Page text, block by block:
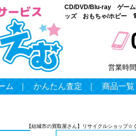
CD/DVD/Blu-ray ゲーム
ッズ おもちゃ/ホビー
営業時間
ム かんたん査定 商品一覧
【結城市の買取屋さん】リサイクルショップ☆